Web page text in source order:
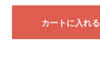
カートに入れる